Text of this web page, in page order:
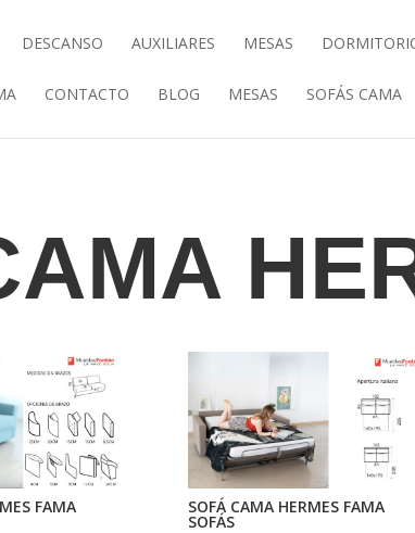
DESCANSO AUXILIARES MESAS
CONTACTO BLOG MESAS SOFÁS CAMA
FAMA SOFÁ CAMA HERMES FAMA
SOFÁS